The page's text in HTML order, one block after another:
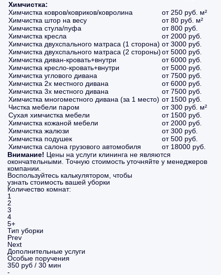
Химчистка:
Химчистка ковров/ковриков/ковролина
от 250 руб. м²
Химчистка штор на весу
от 80 руб. м²
Химчистка стула/пуфа
от 800 руб.
Химчистка кресла
от 2000 руб.
Химчистка двухспального матраса (1 сторона) от 3000 руб.
Химчистка двухспального матраса (2 стороны)от 5000 руб.
Химчистка диван-кровать+внутри
от 6000 руб.
Химчистка кресло-кровать+внутри
от 5000 руб.
Химчистка углового дивана
от 7500 руб.
Химчистка 2х местного дивана
от 6000 руб.
Химчистка 3х местного дивана
от 7500 руб.
Химчистка многоместного дивана (за 1 место) от 1500 руб.
Чистка мебели паром
от 300 руб. м²
Сухая химчистка мебели
от 1500 руб.
Химчистка кожаной мебели
от 2000 руб.
Химчистка жалюзи
от 300 руб.
Химчистка подушек
от 500 руб.
Химчистка салона грузового автомобиля
от 18000 руб.
Внимание! Цены на услуги клининга не являются
окончательными. Точную стоимость уточняйте у менеджеров
компании.
Воспользуйтесь калькулятором, чтобы
узнать стоимость вашей уборки
Количество комнат:
1
2
3
4
5+
Тип уборки
Prev
Next
Дополнительные услуги
Особые поручения
350 руб / 30 мин
-